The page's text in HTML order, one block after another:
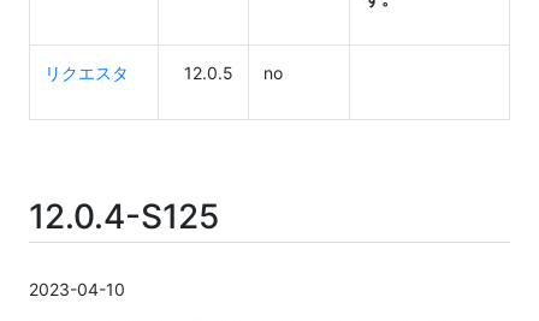
リクエスタ 12.0.5 no
12.0.4-S125
2023-04-10